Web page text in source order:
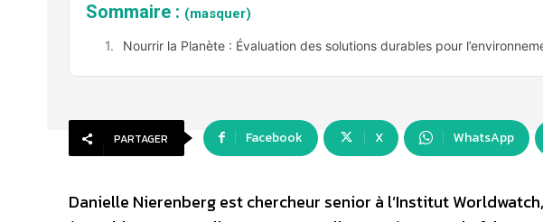
Sommaire : (masquer)
Nourrir la Planète : Évaluation des solutions durables pour
PARTAGER Facebook X WhatsApp
Danielle Nierenberg est chercheur senior à l’Institut